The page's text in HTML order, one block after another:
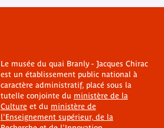
Le musée du quai Branly - Jacques Chirac
est un établissement public national à
caractère administratif, placé sous la
tutelle conjointe du ministère de la
Cultureet du ministère de
l'Enseignement supérieur, de la